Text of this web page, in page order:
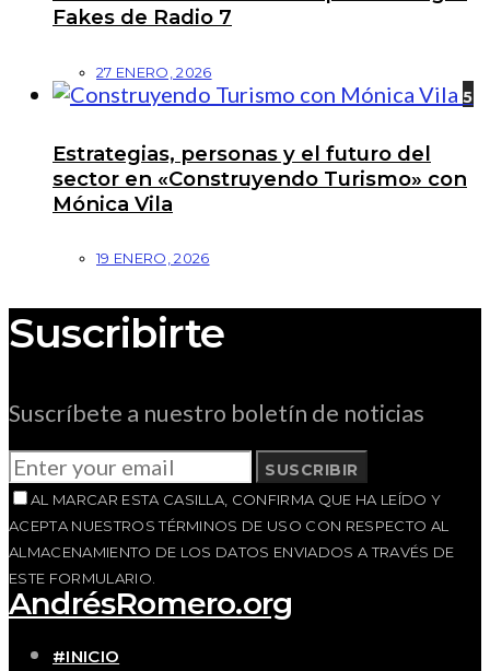
Fakes de Radio 7
27 ENERO, 2026
5
Estrategias, personas y el futuro del
sector en «Construyendo Turismo» con
Mónica Vila
19 ENERO, 2026
Suscribirte
Suscríbete a nuestro boletín de noticias
SUSCRIBIR
AL MARCAR ESTA CASILLA, CONFIRMA QUE HA LEÍDO Y
ACEPTA NUESTROS TÉRMINOS DE USO CON RESPECTO AL
ALMACENAMIENTO DE LOS DATOS ENVIADOS A TRAVÉS DE
ESTE FORMULARIO.
AndrésRomero.org
#INICIO